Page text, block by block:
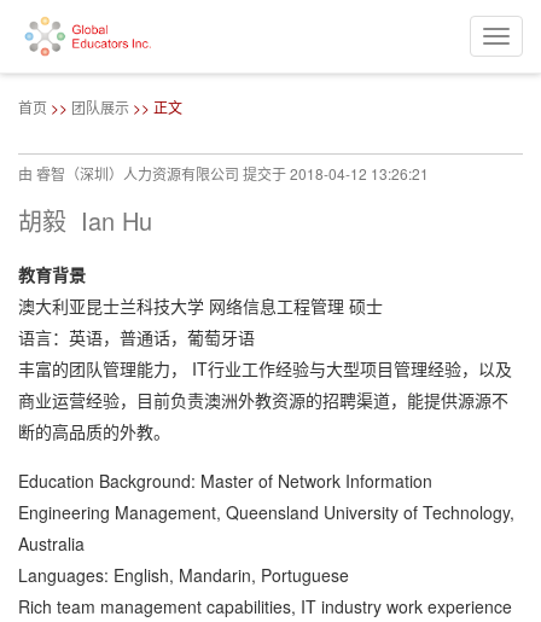
Toggle
首页 >> 团队展示 >> 正文
由 睿智（深圳）人力资源有限公司 提交于2018-04-12 13:26:21
胡毅 Ian Hu
教育背景
澳大利亚昆士兰科技大学 网络信息工程管理 硕士
语言：英语，普通话，葡萄牙语
丰富的团队管理能力， IT行业工作经验与大型项目管理经验，以及
商业运营经验，目前负责澳洲外教资源的招聘渠道，能提供源源不
断的高品质的外教。
Education Background: Master of Network Information
Engineering Management, Queensland University of Technology,
Australia
Languages: English, Mandarin, Portuguese
Rich team management capabilities, IT industry work experience